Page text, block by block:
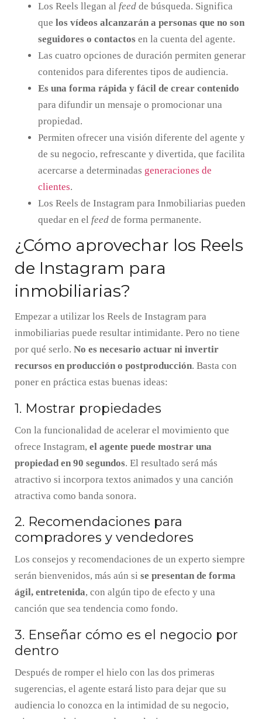
Los Reels llegan al feed de búsqueda. Significa
que los vídeos alcanzarán a personas que no son
seguidores o contactos en la cuenta del agente.
Las cuatro opciones de duración permiten generar
contenidos para diferentes tipos de audiencia.
Es una forma rápida y fácil de crear contenido
para difundir un mensaje o promocionar una
propiedad.
Permiten ofrecer una visión diferente del agente y
de su negocio, refrescante y divertida, que facilita
acercarse a determinadas generaciones de
clientes.
Los Reels de Instagram para Inmobiliarias pueden
quedar en el feed de forma permanente.
¿Cómo aprovechar los Reels
de Instagram para
inmobiliarias?
Empezar a utilizar los Reels de Instagram para
inmobiliarias puede resultar intimidante. Pero no tiene
por qué serlo. No es necesario actuar ni invertir
recursos en producción o postproducción. Basta con
poner en práctica estas buenas ideas:
1. Mostrar propiedades
Con la funcionalidad de acelerar el movimiento que
ofrece Instagram, el agente puede mostrar una
propiedad en 90 segundos. El resultado será más
atractivo si incorpora textos animados y una canción
atractiva como banda sonora.
2. Recomendaciones para
compradores y vendedores
Los consejos y recomendaciones de un experto siempre
serán bienvenidos, más aún si se presentan de forma
ágil, entretenida, con algún tipo de efecto y una
canción que sea tendencia como fondo.
3. Enseñar cómo es el negocio por
dentro
Después de romper el hielo con las dos primeras
sugerencias, el agente estará listo para dejar que su
audiencia lo conozca en la intimidad de su negocio,